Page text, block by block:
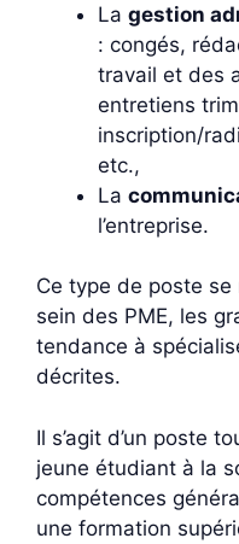
La gestion
: congés,
travail et des
entretiens
inscription/
etc.,
La
l’entreprise.
Ce type de poste
sein des PME, les
tendance à
décrites.
Il s’agit d’un poste
jeune étudiant à la
compétences
une formation